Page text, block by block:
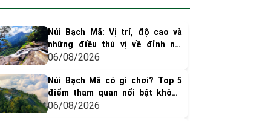
Núi Bạch Mã: Vị trí, độ cao và
những điều thú vị về đỉnh núi
huyền thoại xứ Huế
06/08/2026
Núi Bạch Mã có gì chơi? Top 5
điểm tham quan nổi bật không
thể bỏ qua
06/08/2026